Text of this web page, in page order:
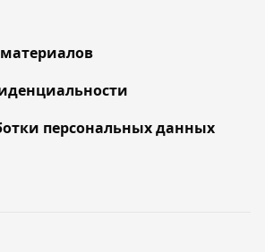
персональных данных